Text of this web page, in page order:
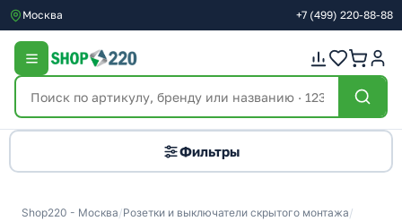
Москва +7 (499) 220-88-88
Фильтры
Shop220 - Москва/Розетки и выключатели скрытого монтажа/